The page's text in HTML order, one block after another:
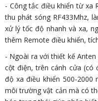
- Công tắc điều khiển từ xa
thu phát sóng RF433Mhz,
xử lý tốc độ nhanh và xa,
thêm Remote điều khiển,
- Ngoài ra với thiết kế
cột điện, trên cánh cửa
độ xa điều khiển 500-
môi trường vật cản mà có